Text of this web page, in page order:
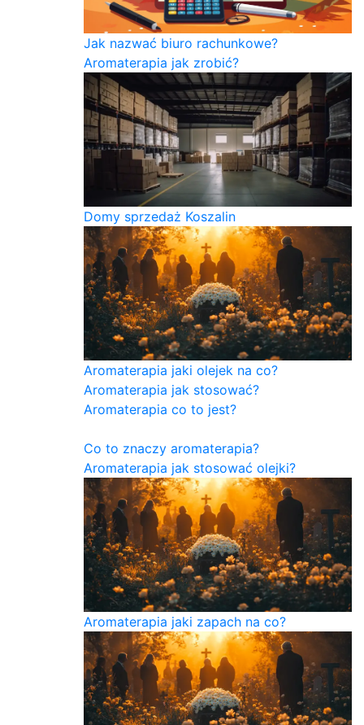
Jak nazwać biuro rachunkowe?
Aromaterapia jak zrobić?
Domy sprzedaż Koszalin
Aromaterapia jaki olejek na co?
Aromaterapia jak stosować?
Aromaterapia co to jest?
Co to znaczy aromaterapia?
Aromaterapia jak stosować olejki?
Aromaterapia jaki zapach na co?